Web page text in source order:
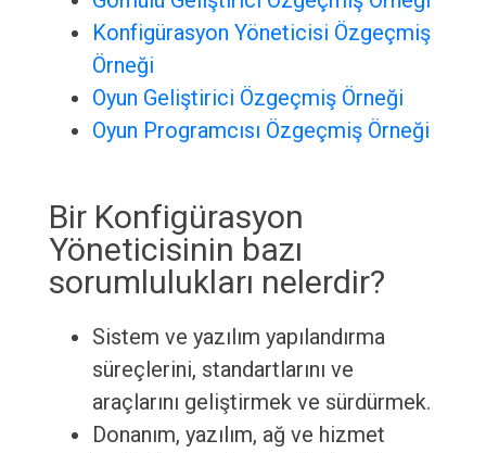
Konfigürasyon Yöneticisi Özgeçmiş
Örneği
Oyun Geliştirici Özgeçmiş Örneği
Oyun Programcısı Özgeçmiş Örneği
Bir Konfigürasyon
Yöneticisinin bazı
sorumlulukları nelerdir?
Sistem ve yazılım yapılandırma
süreçlerini, standartlarını ve
araçlarını geliştirmek ve sürdürmek.
Donanım, yazılım, ağ ve hizmet